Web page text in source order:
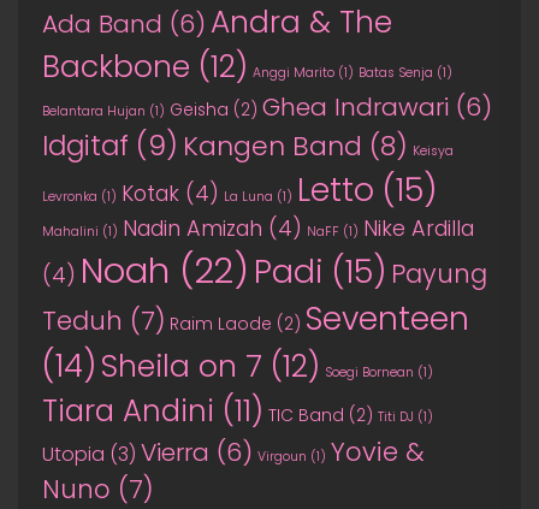
Ada Band (6) Andra & The
Backbone (12) Anggi Marito (1) Batas Senja (1)
Belantara Hujan (1) Geisha (2) Ghea Indrawari (6)
Idgitaf (9) Kangen Band (8) Keisya
Levronka (1) Kotak (4) La Luna (1) Letto (15)
Mahalini (1) Nadin Amizah (4) NaFF (1) Nike Ardilla
(4) Noah (22) Padi (15) Payung
Teduh (7) Raim Laode (2) Seventeen
(14) Sheila on 7 (12) Soegi Bornean (1)
Tiara Andini (11) TIC Band (2) Titi DJ (1)
Utopia (3) Vierra (6) Virgoun (1) Yovie &
Nuno (7)